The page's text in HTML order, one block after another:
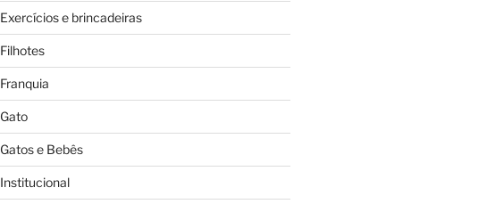
Exercícios e brincadeiras
Filhotes
Franquia
Gato
Gatos e Bebês
Institucional